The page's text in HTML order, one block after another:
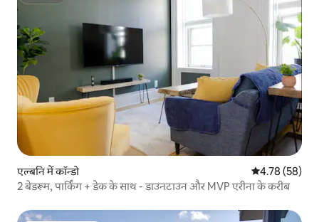
एल्बनि में कॉन्डो औसत रेटिंग 5 में
4.78 (58)
2 बेडरूम, पार्किंग + डेक के साथ - डाउनटाउन और MVP एरीना के करीब